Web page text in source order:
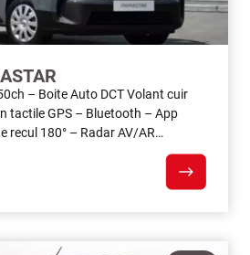
– Boite Auto DCT Volant cuir
tactile GPS – Bluetooth – App
recul 180° – Radar AV/AR…